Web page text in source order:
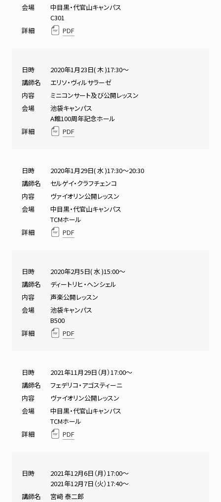
会場
中目黒・代官山キャンパス
C301
詳細
PDF
日時
2020年1月23日( 木 )17:30～
講師名
エリソ・ヴィルサラーゼ
内容
ミニコンサート及び公開レッスン
会場
池袋キャンパス
A館100周年記念ホール
詳細
PDF
日時
2020年1月29日( 水 )17:30～20:30
講師名
セルゲイ・クラフチェンコ
内容
ヴァイオリン公開レッスン
会場
中目黒・代官山キャンパス
TCMホール
詳細
PDF
日時
2020年2月5日( 水 )15:00～
講師名
ディートリヒ・ヘンシェル
内容
声楽公開レッスン
会場
池袋キャンパス
B500
詳細
PDF
日時
2021年11月29日（月）17:00～
講師名
フェデリコ・アゴスティーニ
内容
ヴァイオリン公開レッスン
会場
中目黒・代官山キャンパス
TCMホール
詳細
PDF
日時
2021年12月6日（月）17:00～
2021年12月7日（火）17:40～
講師名
宮﨑 泰二郎